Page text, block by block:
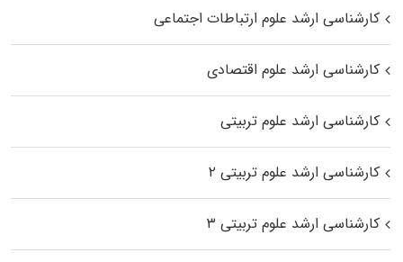
کارشناسی ارشد علوم ارتباطات اجتماعی
کارشناسی ارشد علوم اقتصادی
کارشناسی ارشد علوم تربیتی
کارشناسی ارشد علوم تربیتی ۲
کارشناسی ارشد علوم تربیتی ۳